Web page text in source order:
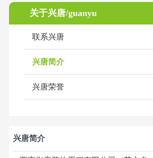
关于兴唐/guanyu
联系兴唐
兴唐简介
兴唐荣誉
兴唐简介